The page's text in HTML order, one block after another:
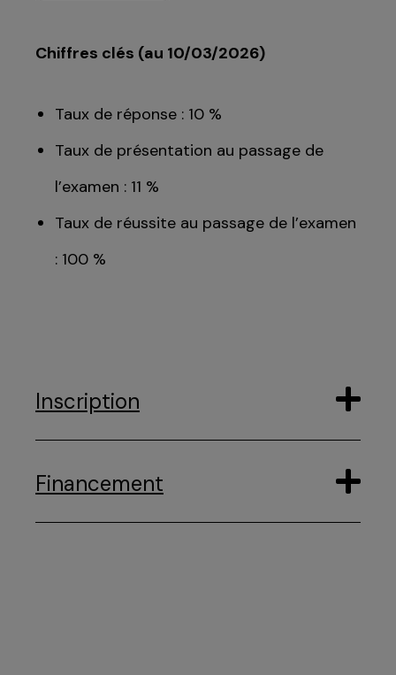
Chiffres clés (au 10/03/2026)
Taux de réponse : 10 %
Taux de présentation au passage de
l’examen : 11 %
Taux de réussite au passage de l’examen
: 100 %
Inscription
Financement